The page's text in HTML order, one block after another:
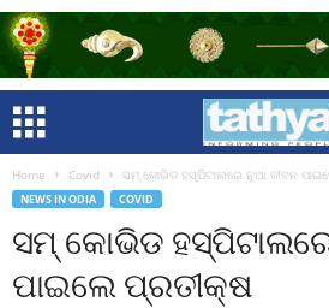
Home Covid ସମ୍ କୋଭିଡ ହସ୍ପିଟାଲରେ ନୂଆ ଜୀବନ
NEWS IN ODIA COVID
ସମ୍ କୋଭିଡ
ପାଇଲେ ପ୍ରତୀକ୍ଷ